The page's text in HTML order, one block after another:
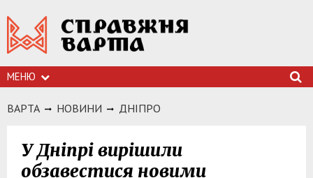
МЕНЮ
ВАРТА НОВИНИ ДНIПРО
У Дніпрі вирішили
обзавестися новими